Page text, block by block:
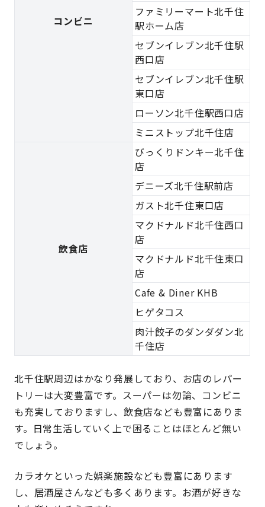
コンビニ
ファミリーマート北千住
駅ホーム店
セブンイレブン北千住駅
西口店
セブンイレブン北千住駅
東口店
ローソン北千住駅西口店
ミニストップ北千住店
飲食店
びっくりドンキー北千住
店
デニーズ北千住駅前店
ガスト北千住東口店
マクドナルド北千住西口
店
マクドナルド北千住東口
店
Cafe & Diner KHB
ヒゲタコス
肉汁餃子のダンダダン北
千住店
北千住駅周辺はかなり発展しており、お店のレパー
トリーは大変豊富です。スーパーは勿論、コンビニ
も充実しておりますし、飲食店なども豊富にありま
す。日常生活していく上で困ることはほとんど無い
でしょう。
カラオケといった娯楽施設なども豊富にあります
し、居酒屋さんなども多くあります。お酒が好きな